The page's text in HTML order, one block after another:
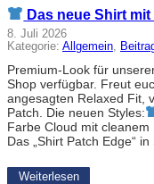
Das neue Shirt
8. Juli 2026
Kategorie: Allgemein,
Premium-Look für
Shop verfügbar. Freut
angesagten Relaxed Fit,
Patch. Die neuen Styles:
Farbe Cloud mit cleanem
Das „Shirt Patch Edge“
Weiterlesen